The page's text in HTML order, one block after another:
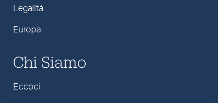
Legalità
Europa
Chi Siamo
Eccoci